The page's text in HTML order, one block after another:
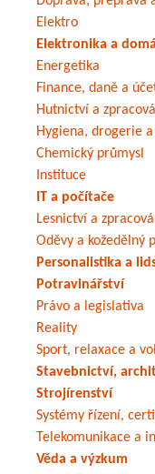
Elektro
Elektronika a
Energetika
Finance, daně a
Hutnictví a
Hygiena, drogerie
Chemický průmysl
Instituce
IT a počítače
Lesnictví a
Oděvy a kožedělný
Personalistika a
Potravinářství
Právo a legislativa
Reality
Sport, relaxace a
Stavebnictví,
Strojírenství
Systémy řízení,
Telekomunikace a
Věda a výzkum